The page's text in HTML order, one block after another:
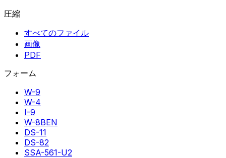
圧縮
すべてのファイル
画像
PDF
フォーム
W-9
W-4
I-9
W-8BEN
DS-11
DS-82
SSA-561-U2